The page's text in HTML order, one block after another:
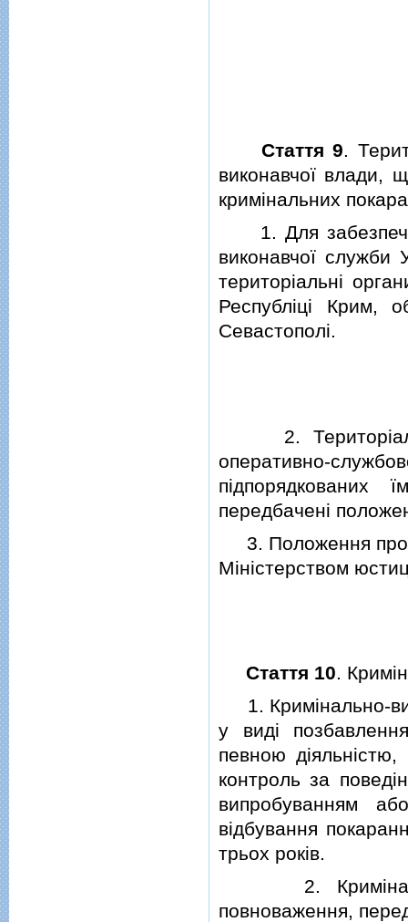
Стаття 9.
виконавчої влади,
кримiнальних
1. Для
виконавчої служби
територiальнi
Республiцi Крим,
Севастополi.
2.
оперативно-
пiдпорядкованих
передбаченi
3. Положення про
Мiнiстерством
Стаття 10.
1. Кримiнально-
у видi
певною дiяльнiстю,
контроль за
випробуванням
вiдбування
трьох рокiв.
2.
повноваження,